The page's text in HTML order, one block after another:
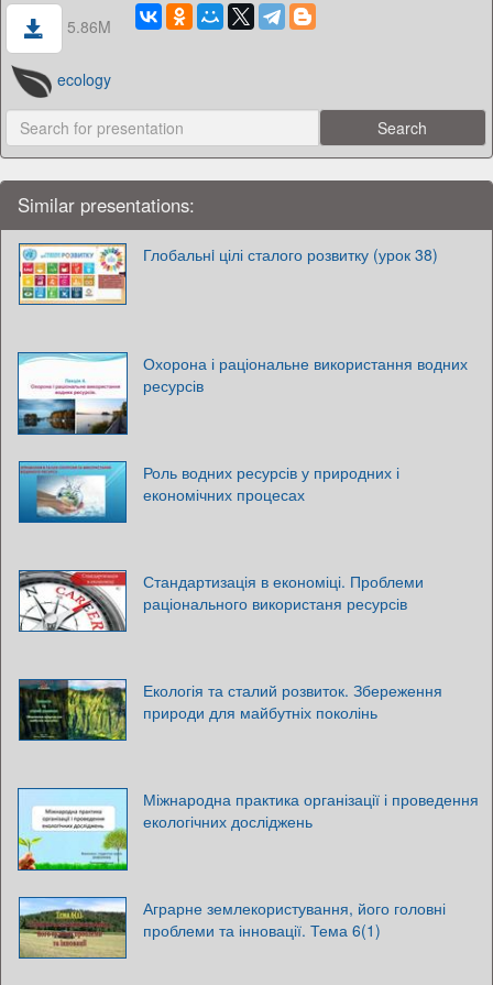
5.86M
ecology
Similar presentations:
Глобальнi цілі сталого розвитку (урок 38)
Охорона і раціональне використання водних
ресурсів
Роль водних ресурсів у природних і
економічних процесах
Стандартизація в економіці. Проблеми
раціонального використаня ресурсів
Екологія та сталий розвиток. Збереження
природи для майбутніх поколінь
Міжнародна практика організації і проведення
екологічних досліджень
Аграрне землекористування, його головні
проблеми та інновації. Тема 6(1)